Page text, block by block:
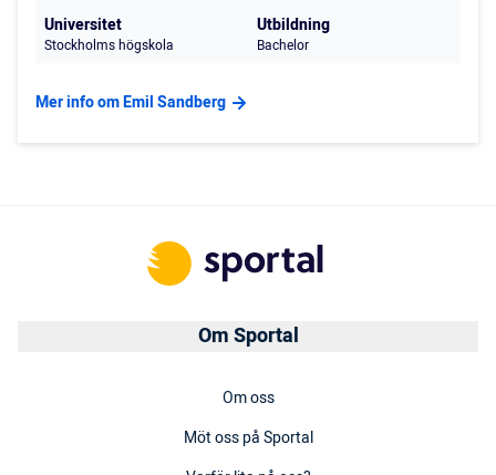
Universitet
Stockholms högskola
Utbildning
Bachelor
Mer info om Emil Sandberg
Om Sportal
Om oss
Möt oss på Sportal